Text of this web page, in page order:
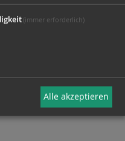
(immer erforderlich)
Alle akzeptieren